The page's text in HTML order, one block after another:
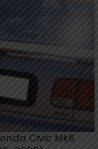
Civic Mk6